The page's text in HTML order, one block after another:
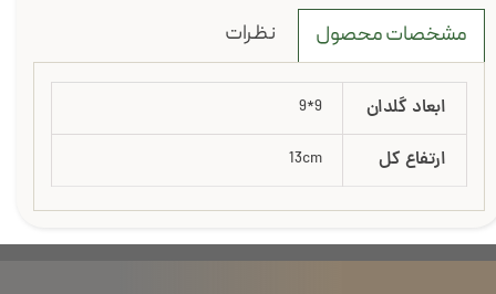
مشخصات محصول نظرات
ابعاد گلدان 9*9
ارتفاع کل 13cm